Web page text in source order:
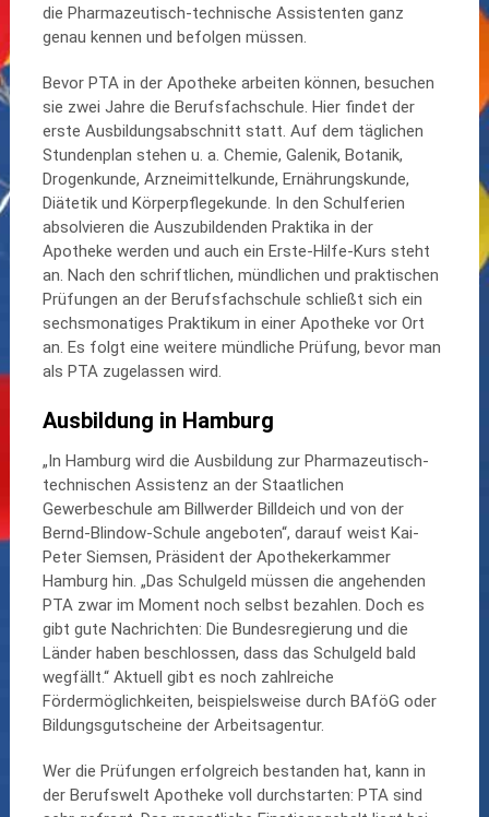
die Pharmazeutisch-technische Assistenten ganz
genau kennen und befolgen müssen.
Bevor PTA in der Apotheke arbeiten können, besuchen
sie zwei Jahre die Berufsfachschule. Hier findet der
erste Ausbildungsabschnitt statt. Auf dem täglichen
Stundenplan stehen u. a. Chemie, Galenik, Botanik,
Drogenkunde, Arzneimittelkunde, Ernährungskunde,
Diätetik und Körperpflegekunde. In den Schulferien
absolvieren die Auszubildenden Praktika in der
Apotheke werden und auch ein Erste-Hilfe-Kurs steht
an. Nach den schriftlichen, mündlichen und praktischen
Prüfungen an der Berufsfachschule schließt sich ein
sechsmonatiges Praktikum in einer Apotheke vor Ort
an. Es folgt eine weitere mündliche Prüfung, bevor man
als PTA zugelassen wird.
Ausbildung in Hamburg
„In Hamburg wird die Ausbildung zur Pharmazeutisch-
technischen Assistenz an der Staatlichen
Gewerbeschule am Billwerder Billdeich und von der
Bernd-Blindow-Schule angeboten“, darauf weist Kai-
Peter Siemsen, Präsident der Apothekerkammer
Hamburg hin. „Das Schulgeld müssen die angehenden
PTA zwar im Moment noch selbst bezahlen. Doch es
gibt gute Nachrichten: Die Bundesregierung und die
Länder haben beschlossen, dass das Schulgeld bald
wegfällt.“ Aktuell gibt es noch zahlreiche
Fördermöglichkeiten, beispielsweise durch BAföG oder
Bildungsgutscheine der Arbeitsagentur.
Wer die Prüfungen erfolgreich bestanden hat, kann in
der Berufswelt Apotheke voll durchstarten: PTA sind